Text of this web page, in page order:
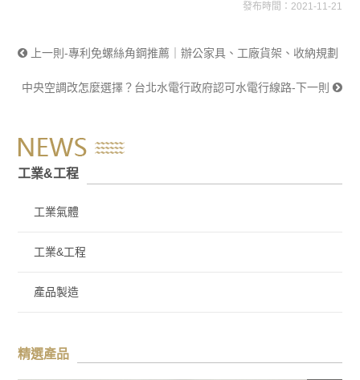
發布時間：2021-11-21
上一則-專利免螺絲角鋼推薦｜辦公家具、工廠貨架、收納規劃
中央空調改怎麼選擇？台北水電行政府認可水電行線路-下一則
工業&工程
工業氣體
工業&工程
產品製造
精選產品